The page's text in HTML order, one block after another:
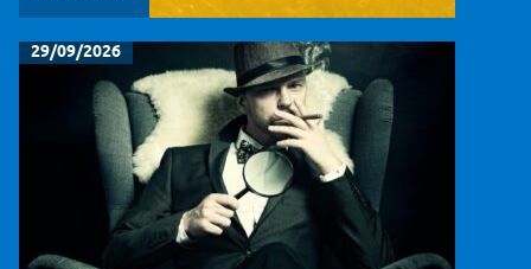
29/09/2026